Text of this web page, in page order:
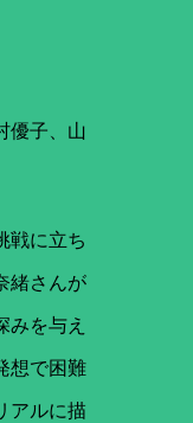
優子、山
戦に立ち
緒さんが
みを与え
想で困難
アルに描